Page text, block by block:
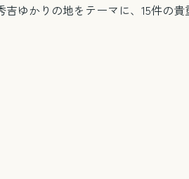
ゆかりの地をテーマに、15件の貴